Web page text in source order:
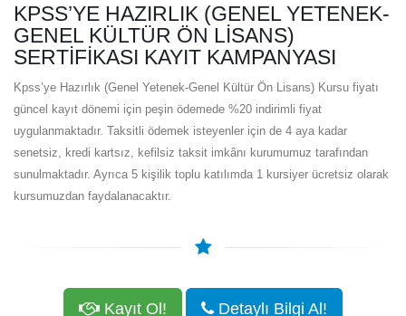
KPSS’YE HAZIRLIK (GENEL YETENEK-
GENEL KÜLTÜR ÖN LISANS)
SERTIFIKASI KAYIT KAMPANYASI
Kpss’ye Hazırlık (Genel Yetenek-Genel Kültür Ön Lisans) Kursu fiyatı
güncel kayıt dönemi için peşin ödemede %20 indirimli fiyat
uygulanmaktadır. Taksitli ödemek isteyenler için de 4 aya kadar
senetsiz, kredi kartsız, kefilsiz taksit imkânı kurumumuz tarafından
sunulmaktadır. Ayrıca 5 kişilik toplu katılımda 1 kursiyer ücretsiz olarak
kursumuzdan faydalanacaktır.
Kayıt Ol! Detaylı Bilgi Al!